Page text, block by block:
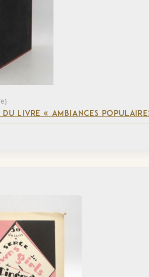
DU LIVRE « AMBIANCES